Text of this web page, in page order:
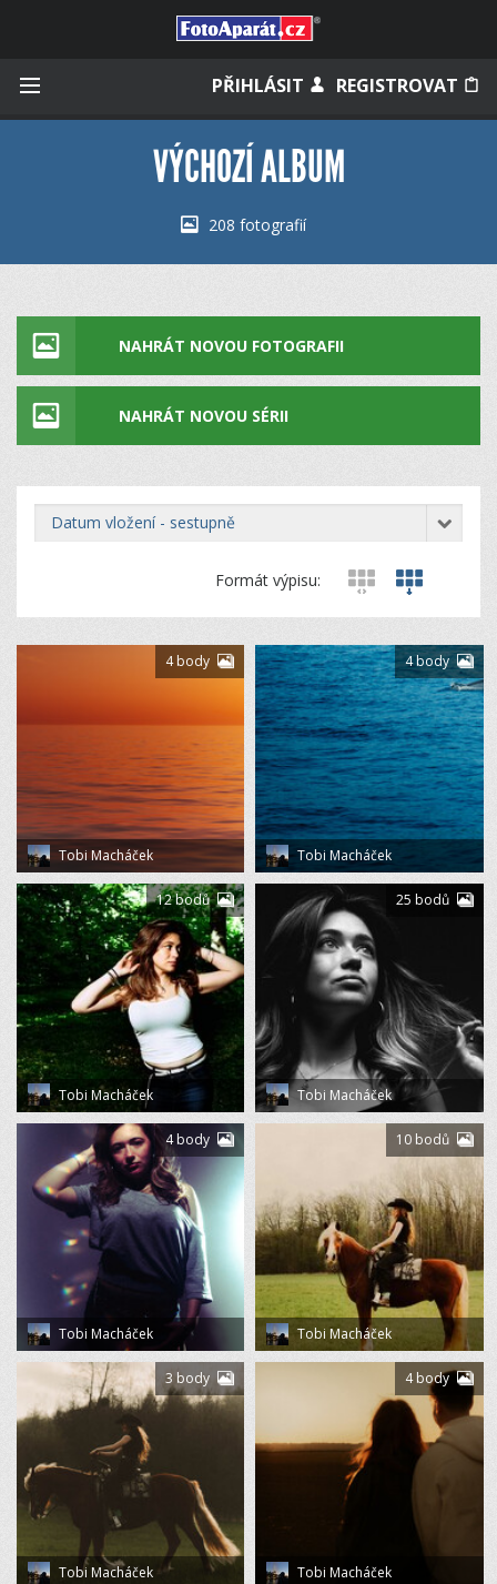
PŘIHLÁSIT REGISTROVAT
Měli jste účet na starém webu?
VÝCHOZÍ ALBUM
208 fotografií
NAHRÁT NOVOU FOTOGRAFII
NAHRÁT NOVOU SÉRII
datum vložení - sestupně
Formát výpisu:
Tobi Macháček
4 body
Tobi Macháček
4 body
Tobi Macháček
12 bodů
Tobi Macháček
25 bodů
Tobi Macháček
4 body
Tobi Macháček
10 bodů
Tobi Macháček
3 body
Tobi Macháček
4 body